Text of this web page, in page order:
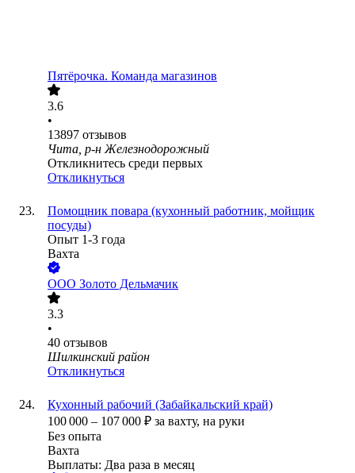
Пятёрочка. Команда магазинов
3.6
•
13897 отзывов
Чита, р-н Железнодорожный
Откликнитесь среди первых
Откликнуться
Помощник повара (кухонный работник, мойщик
посуды)
Опыт 1-3 года
Вахта
ООО Золото Дельмачик
3.3
•
40 отзывов
Шилкинский район
Откликнуться
Кухонный рабочий (Забайкальский край)
100 000 – 107 000 ₽ за вахту, на руки
Без опыта
Вахта
Выплаты: Два раза в месяц